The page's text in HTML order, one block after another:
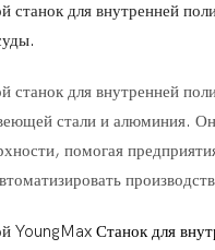
станок для внутренней
станок для внутренней
стали и алюминия.
помогая
YoungMax Станок для